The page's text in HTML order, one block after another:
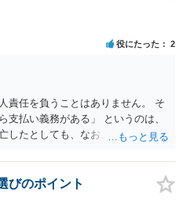
役にたった 2
責任を負うことはありません。 そ
支払い義務がある」 というのは、
したとしても、なお、母は有限会
なのではないかと思われます。 相
母には残された有限会社の後始末
す。 一度、司法書士や弁護士等の
びのポイント